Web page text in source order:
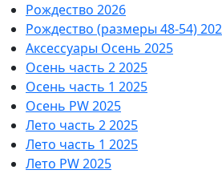
Рождество 2026
Рождество (размеры 48-54)
Аксессуары Осень 2025
Осень часть 2 2025
Осень часть 1 2025
Осень PW 2025
Лето часть 2 2025
Лето часть 1 2025
Лето PW 2025